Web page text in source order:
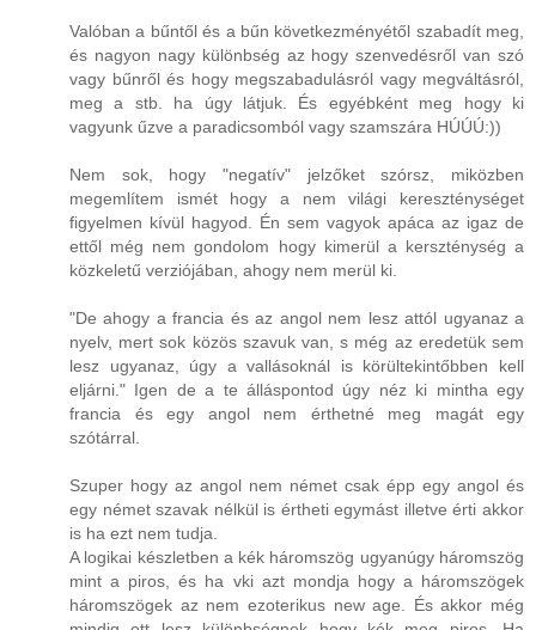
Valóban a bűntől és a bűn következményétől szabadít meg,
és nagyon nagy különbség az hogy szenvedésről van szó
vagy bűnről és hogy megszabadulásról vagy megváltásról,
meg a stb. ha úgy látjuk. És egyébként meg hogy ki
vagyunk űzve a paradicsomból vagy szamszára HÚÚÚ:))
Nem sok, hogy "negatív" jelzőket szórsz, miközben
megemlítem ismét hogy a nem világi kereszténységet
figyelmen kívül hagyod. Én sem vagyok apáca az igaz de
ettől még nem gondolom hogy kimerül a kerszténység a
közkeletű verziójában, ahogy nem merül ki.
"De ahogy a francia és az angol nem lesz attól ugyanaz a
nyelv, mert sok közös szavuk van, s még az eredetük sem
lesz ugyanaz, úgy a vallásoknál is körültekintőbben kell
eljárni." Igen de a te álláspontod úgy néz ki mintha egy
francia és egy angol nem érthetné meg magát egy
szótárral.
Szuper hogy az angol nem német csak épp egy angol és
egy német szavak nélkül is értheti egymást illetve érti akkor
is ha ezt nem tudja.
A logikai készletben a kék háromszög ugyanúgy háromszög
mint a piros, és ha vki azt mondja hogy a háromszögek
háromszögek az nem ezoterikus new age. És akkor még